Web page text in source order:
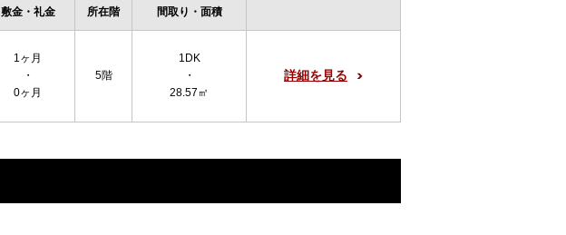
敷金・礼金 所在階 間取り・面積
1ヶ月
・
0ヶ月
5階
1DK
・
28.57㎡
詳細を見る